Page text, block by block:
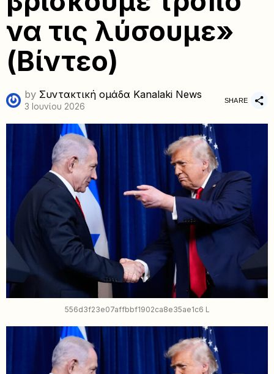
να τις λύσουμε»
(Βίντεο)
by Συντακτική ομάδα Kanalaki News
3 Ιουνίου 2026
SHARE
556d3f23e07affbbf1902ca8e35ae1c6 L